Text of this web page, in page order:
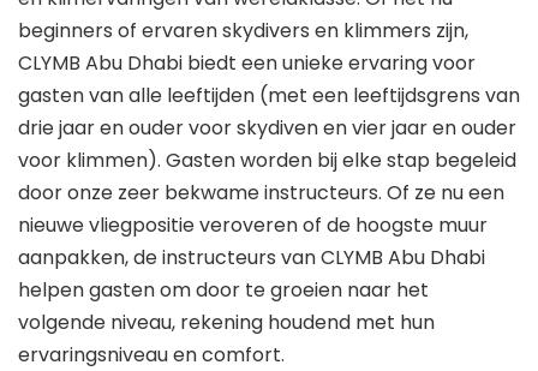
beginners of ervaren skydivers en klimmers zijn,
CLYMB Abu Dhabi biedt een unieke ervaring voor
gasten van alle leeftijden (met een leeftijdsgrens van
drie jaar en ouder voor skydiven en vier jaar en ouder
voor klimmen). Gasten worden bij elke stap begeleid
door onze zeer bekwame instructeurs. Of ze nu een
nieuwe vliegpositie veroveren of de hoogste muur
aanpakken, de instructeurs van CLYMB Abu Dhabi
helpen gasten om door te groeien naar het
volgende niveau, rekening houdend met hun
ervaringsniveau en comfort.